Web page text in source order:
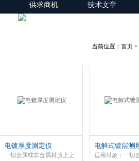
供求商机 技术文章
当前位置： 首页 >
电镀厚度测定仪
一切金属或非金属材质上之
电解式镀层测
适用对象：一